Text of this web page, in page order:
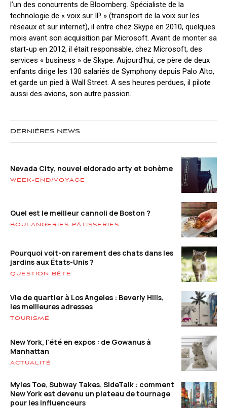
l’un des concurrents de Bloomberg. Spécialiste de la
technologie de « voix sur IP » (transport de la voix sur les
réseaux et sur internet), il entre chez Skype en 2010, quelques
mois avant son acquisition par Microsoft. Avant de monter sa
start-up en 2012, il était responsable, chez Microsoft, des
services « business » de Skype. Aujourd’hui, ce père de deux
enfants dirige les 130 salariés de Symphony depuis Palo Alto,
et garde un pied à Wall Street. A ses heures perdues, il pilote
aussi des avions, son autre passion.
DERNIÈRES NEWS
Nevada City, nouvel eldorado arty et bohème
WEEK-END/VOYAGE
Quel est le meilleur cannoli de Boston ?
BOULANGERIES-PÂTISSERIES
Pourquoi voit-on rarement des chats dans les
jardins aux États-Unis ?
QUESTION BÊTE
Vie de quartier à Los Angeles : Beverly Hills,
les meilleures adresses
TOURISME
New York, l’été en expos : de Gowanus à
Manhattan
ACTUALITÉ
Myles Toe, Subway Takes, SideTalk : comment
New York est devenu un plateau de tournage
pour les influenceurs